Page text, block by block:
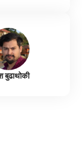
बुढाथोकी